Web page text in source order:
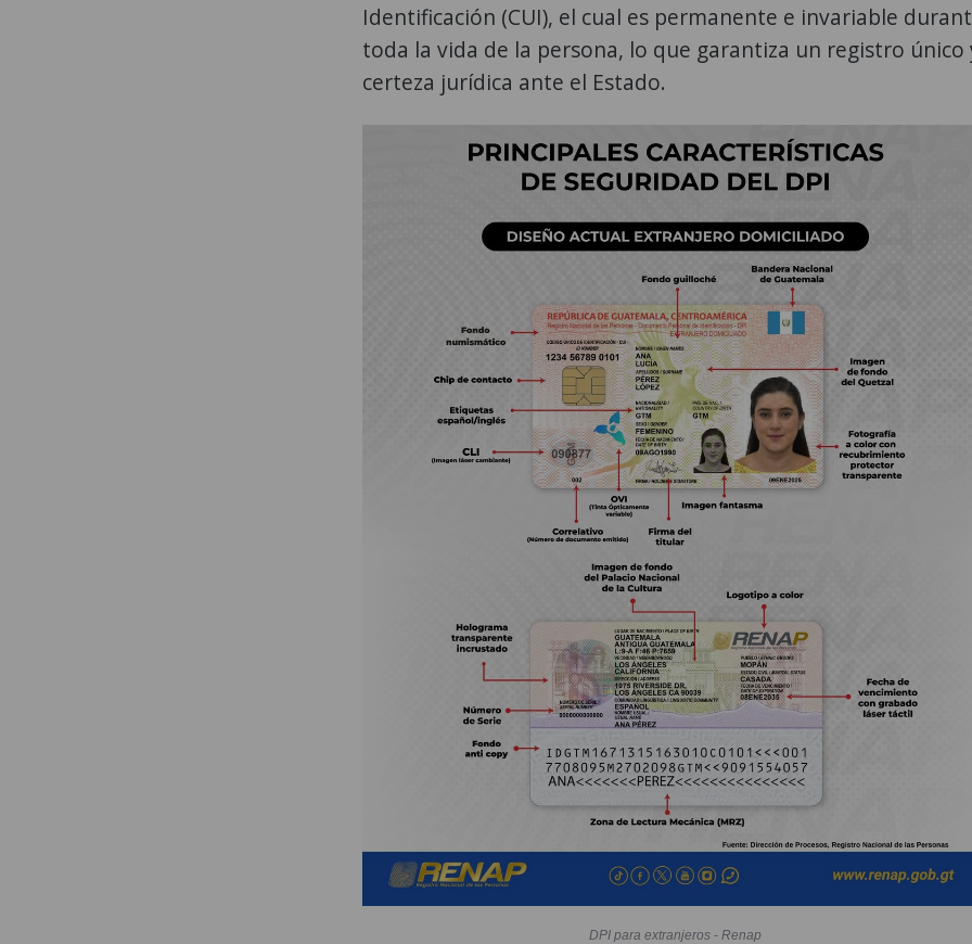
Identificación (CUI), el cual es permanente e invariable
toda la vida de la persona, lo que garantiza un registro único
certeza jurídica ante el Estado.
DPI para extranjeros - Renap